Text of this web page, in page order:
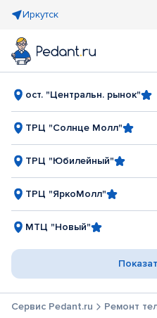
Иркутск
ост. "Центральн. рынок"
ТРЦ "Солнце Молл"
ТРЦ "Юбилейный"
ТРЦ "ЯркоМолл"
МТЦ "Новый"
Сервис Pedant.ru Ремонт